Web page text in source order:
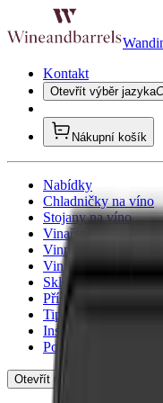
Kontakt
Otevřít výběr jazyka
Nákupní košík
Nabídky
Chladničky na víno
Stojany na víno
Vinařství
Vinný nábytek
Vinné sudy
Skleničky na víno
Příslušenství k vínu
Tipy na dárky
Inspirujte se
Poradenské služby
Otevřít navigaci